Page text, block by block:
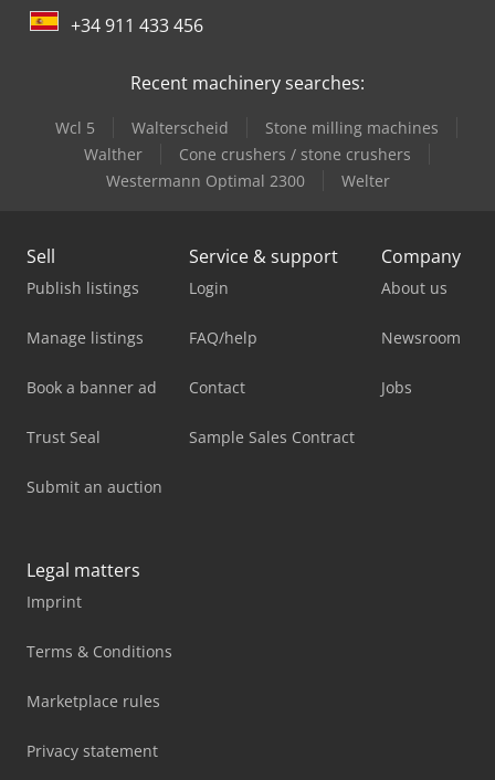
+34 911 433 456
Recent machinery searches:
Wcl 5 Walterscheid
Stone milling machines
Walther
Cone crushers / stone crushers
Westermann Optimal 2300
Welter
Sell
Publish listings
Manage listings
Book a banner ad
Trust Seal
Submit an auction
Service & support
Login
FAQ/help
Contact
Sample Sales Contract
Company
About us
Newsroom
Jobs
Legal matters
Imprint
Terms & Conditions
Marketplace rules
Privacy statement